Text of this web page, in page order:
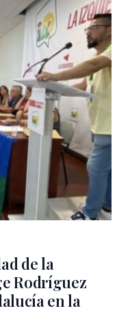
de la
Rodríguez
en la